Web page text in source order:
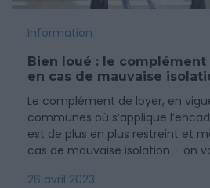
Information
Bien loué : le
en cas de mauvaise
Le complément de loyer, en
communes où s’applique
est de plus en plus restreint et
cas de mauvaise isolation – on
26 avril 2023